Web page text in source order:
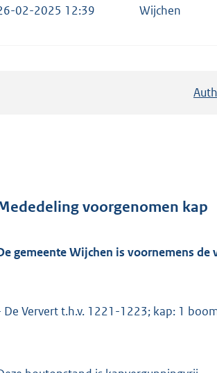
02-2025 12:39 Wijchen
voorgenomen kap
gemeente Wijchen is voornemens de
De Ververt t.h.v. 1221-1223; kap: 1